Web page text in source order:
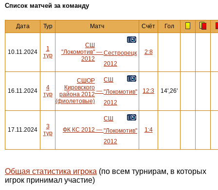
Cписок матчей за команду
Дата Тур Матч Счёт Гол
10.11.2024
1
тур
СШ
"Локомотив"
2012
— Сестрорецк
2012
2:8
16.11.2024
4
тур
СШОР
Кировского
района 2012
(фиолетовые)
—
СШ
"Локомотив"
2012
12:3 14',26'
17.11.2024
3
тур
ФК КС 2012 —
СШ
"Локомотив"
2012
1:4
Общая статистика игрока (по всем турнирам, в которых
игрок принимал участие)